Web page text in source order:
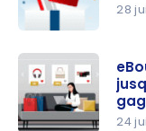
fonctionne
l’eBoutique
d’Aéroplan
28
24